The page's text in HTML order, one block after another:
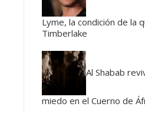
Lyme, la condición de la
Timberlake
Al Shabab
miedo en el Cuerno de